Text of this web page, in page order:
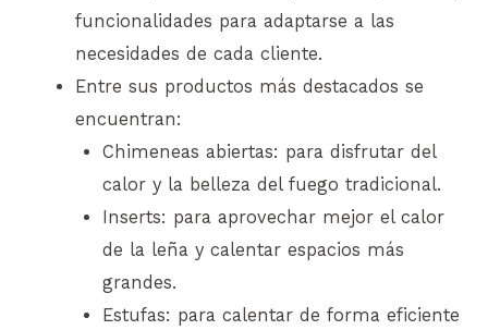
funcionalidades para adaptarse a las
necesidades de cada cliente.
Entre sus productos más destacados se
encuentran:
Chimeneas abiertas: para disfrutar del
calor y la belleza del fuego tradicional.
Inserts: para aprovechar mejor el calor
de la leña y calentar espacios más
grandes.
Estufas: para calentar de forma eficiente